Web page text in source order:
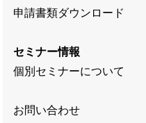
申請書類ダウンロード
セミナー情報
個別セミナーについて
お問い合わせ